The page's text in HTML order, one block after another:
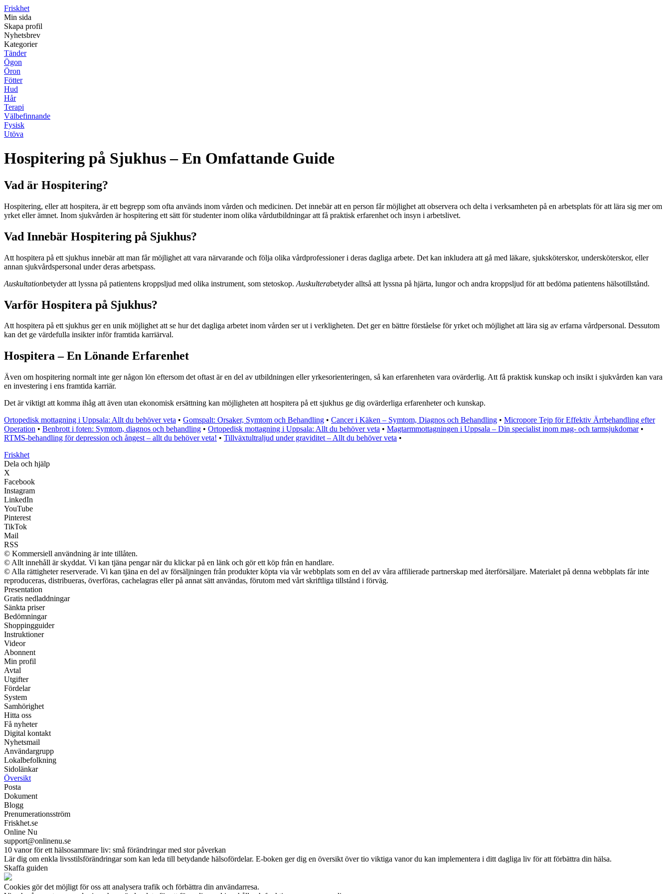
Friskhet
Min sida
Skapa profil
Nyhetsbrev
Kategorier
Tänder
Ögon
Öron
Fötter
Hud
Hår
Terapi
Välbefinnande
Fysisk
Utöva
Hospitering på Sjukhus – En Omfattande Guide
Vad är Hospitering?
Hospitering, eller att hospitera, är ett begrepp som ofta används inom vården och medicinen. Det innebär att en person får möjlighet att observera och delta i verksamheten på en arbetsplats för att lära sig mer om
yrket eller ämnet. Inom sjukvården är hospitering ett sätt för studenter inom olika vårdutbildningar att få praktisk erfarenhet och insyn i arbetslivet.
Vad Innebär Hospitering på Sjukhus?
Att hospitera på ett sjukhus innebär att man får möjlighet att vara närvarande och följa olika vårdprofessioner i deras dagliga arbete. Det kan inkludera att gå med läkare, sjuksköterskor, undersköterskor, eller
annan sjukvårdspersonal under deras arbetspass.
Auskultationbetyder att lyssna på patientens kroppsljud med olika instrument, som stetoskop. Auskulterabetyder alltså att lyssna på hjärta, lungor och andra kroppsljud för att bedöma patientens hälsotillstånd.
Varför Hospitera på Sjukhus?
Att hospitera på ett sjukhus ger en unik möjlighet att se hur det dagliga arbetet inom vården ser ut i verkligheten. Det ger en bättre förståelse för yrket och möjlighet att lära sig av erfarna vårdpersonal. Dessutom
kan det ge värdefulla insikter inför framtida karriärval.
Hospitera – En Lönande Erfarenhet
Även om hospitering normalt inte ger någon lön eftersom det oftast är en del av utbildningen eller yrkesorienteringen, så kan erfarenheten vara ovärderlig. Att få praktisk kunskap och insikt i sjukvården kan vara
en investering i ens framtida karriär.
Det är viktigt att komma ihåg att även utan ekonomisk ersättning kan möjligheten att hospitera på ett sjukhus ge dig ovärderliga erfarenheter och kunskap.
Ortopedisk mottagning i Uppsala: Allt du behöver veta • Gomspalt: Orsaker, Symtom och Behandling • Cancer i Käken – Symtom, Diagnos och Behandling • Micropore Tejp för Effektiv Ärrbehandling efter
Operation • Benbrott i foten: Symtom, diagnos och behandling • Ortopedisk mottagning i Uppsala: Allt du behöver veta • Magtarmmottagningen i Uppsala – Din specialist inom mag- och tarmsjukdomar•
RTMS-behandling för depression och ångest – allt du behöver veta! • Tillväxtultraljud under graviditet – Allt du behöver veta •
Friskhet
Dela och hjälp
X
Facebook
Instagram
LinkedIn
YouTube
Pinterest
TikTok
Mail
RSS
© Kommersiell användning är inte tillåten.
© Allt innehåll är skyddat. Vi kan tjäna pengar när du klickar på en länk och gör ett köp från en handlare.
© Alla rättigheter reserverade. Vi kan tjäna en del av försäljningen från produkter köpta via vår webbplats som en del av våra affilierade partnerskap med återförsäljare. Materialet på denna webbplats får inte
reproduceras, distribueras, överföras, cachelagras eller på annat sätt användas, förutom med vårt skriftliga tillstånd i förväg.
Presentation
Gratis nedladdningar
Sänkta priser
Bedömningar
Shoppingguider
Instruktioner
Videor
Abonnent
Min profil
Avtal
Utgifter
Fördelar
System
Samhörighet
Hitta oss
Få nyheter
Digital kontakt
Nyhetsmail
Användargrupp
Lokalbefolkning
Sidolänkar
Översikt
Posta
Dokument
Blogg
Prenumerationsström
Friskhet.se
Online Nu
support@onlinenu.se
10 vanor för ett hälsosammare liv: små förändringar med stor påverkan
Lär dig om enkla livsstilsförändringar som kan leda till betydande hälsofördelar. E-boken ger dig en översikt över tio viktiga vanor du kan implementera i ditt dagliga liv för att förbättra din hälsa.
Skaffa guiden
Cookies gör det möjligt för oss att analysera trafik och förbättra din användarresa.